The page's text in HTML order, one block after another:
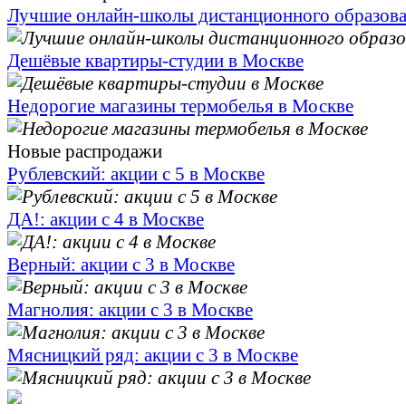
Лучшие онлайн-школы дистанционного
Дешёвые квартиры-студии в Москве
Недорогие магазины термобелья в Москве
Новые распродажи
Рублевский: акции с 5 в Москве
ДА!: акции с 4 в Москве
Верный: акции с 3 в Москве
Магнолия: акции с 3 в Москве
Мясницкий ряд: акции с 3 в Москве